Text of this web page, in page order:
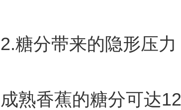
2.糖分带来的隐形压力
成熟香蕉的糖分可达